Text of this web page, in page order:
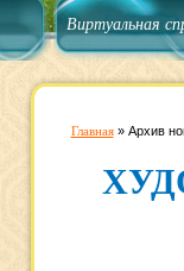
Виртуальная
Главная» Архив